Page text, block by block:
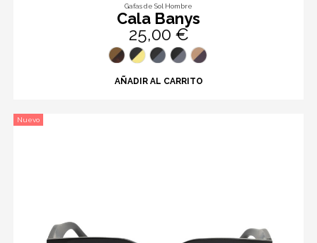
Gafas de Sol Hombre
Cala Banys
25,00 €
AÑADIR AL CARRITO
Nuevo